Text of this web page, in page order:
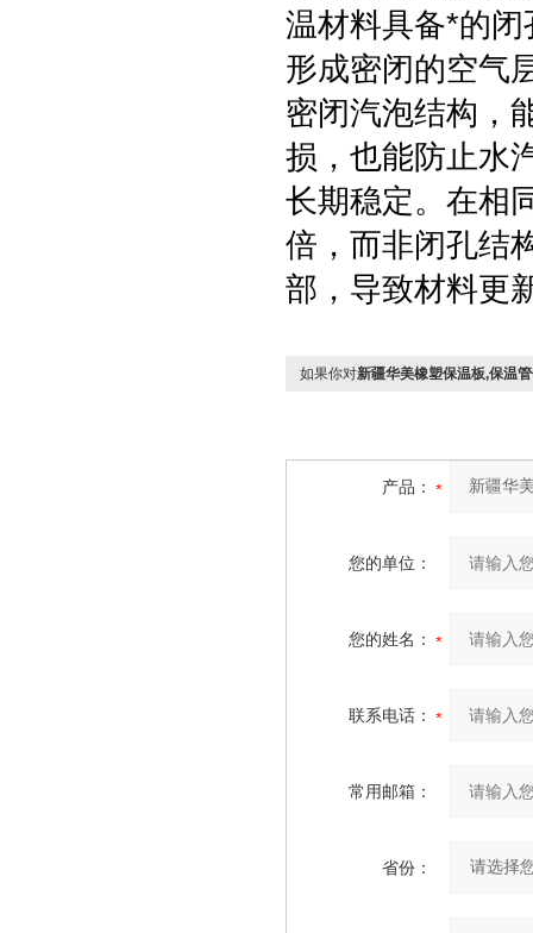
温材料具备*的
形成密闭的空气
密闭汽泡结构，
损，也能防止水
长期稳定。在相
倍，而非闭孔结
部，导致材料更
如果你对新疆华美橡塑保温板,保温
产品：
您的单位：
您的姓名：
联系电话：
常用邮箱：
省份：